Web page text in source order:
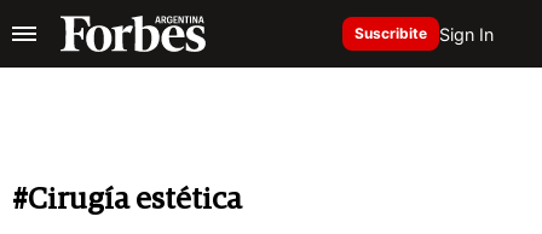
Suscribite Sign In
#Cirugía estética